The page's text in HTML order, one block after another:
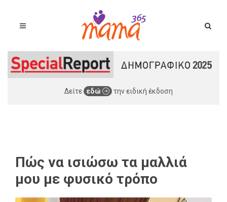
Δείτε εδώ την ειδική έκδοση
Πώς να ισιώσω τα μαλλιά
μου με φυσικό τρόπο